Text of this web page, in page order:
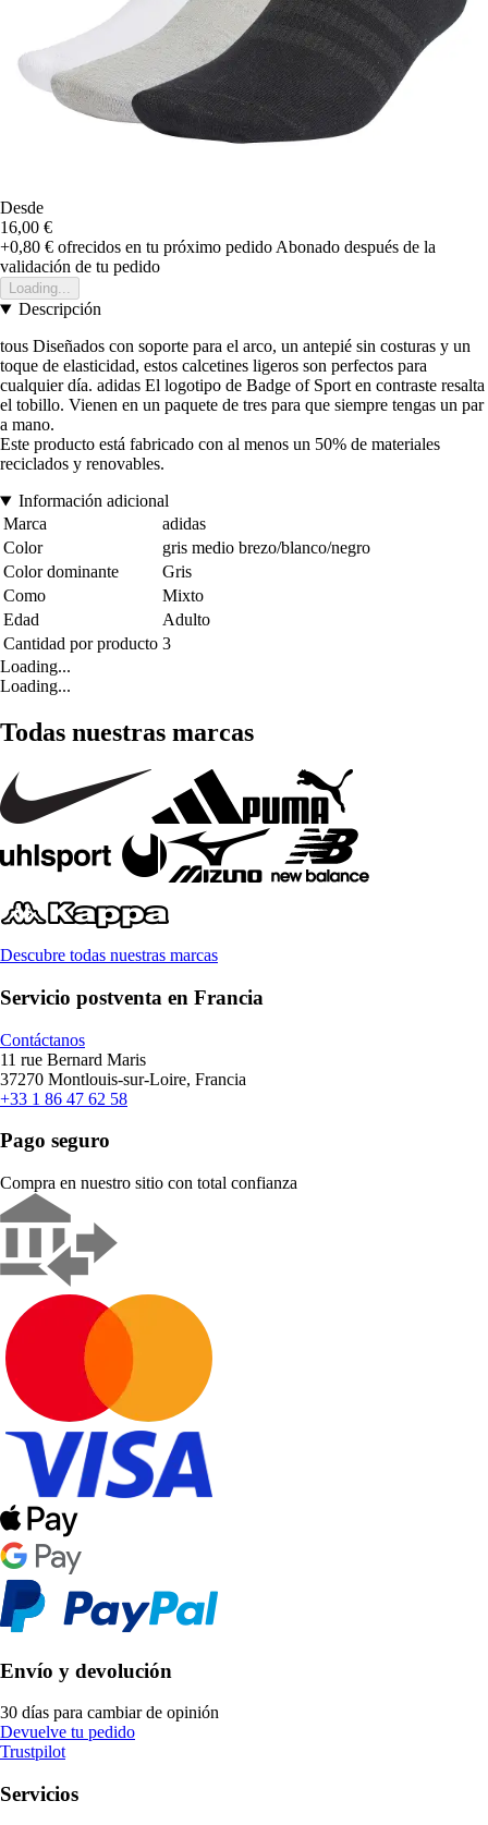
Desde
16,00 €
+0,80 € ofrecidos en tu próximo pedido Abonado después de la
validación de tu pedido
Loading...
Descripción
tous Diseñados con soporte para el arco, un antepié sin costuras y un
toque de elasticidad, estos calcetines ligeros son perfectos para
cualquier día. adidas El logotipo de Badge of Sport en contraste resalta
el tobillo. Vienen en un paquete de tres para que siempre tengas un par
a mano.
Este producto está fabricado con al menos un 50% de materiales
reciclados y renovables.
Información adicional
Marca
adidas
Color
gris medio brezo/blanco/negro
Color dominante
Gris
Como
Mixto
Edad
Adulto
Cantidad por producto 3
Loading...
Loading...
Todas nuestras marcas
Descubre todas nuestras marcas
Servicio postventa en Francia
Contáctanos
11 rue Bernard Maris
37270 Montlouis-sur-Loire, Francia
+33 1 86 47 62 58
Pago seguro
Compra en nuestro sitio con total confianza
Envío y devolución
30 días para cambiar de opinión
Devuelve tu pedido
Trustpilot
Servicios